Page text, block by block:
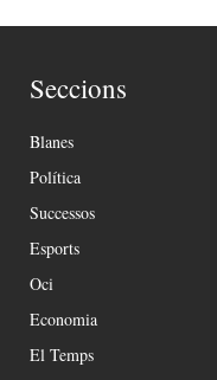
Seccions
Blanes
Política
Successos
Esports
Oci
Economia
El Temps